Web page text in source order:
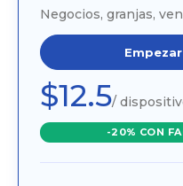
Negocios, granjas,
$12.5/
-20% CON